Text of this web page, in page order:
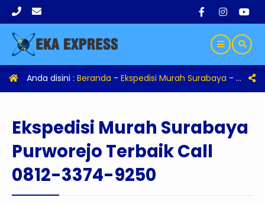
Anda disini : Beranda - Ekspedisi Murah Surabaya -
Ekspedisi Murah Surabaya
Purworejo Terbaik Call
0812-3374-9250